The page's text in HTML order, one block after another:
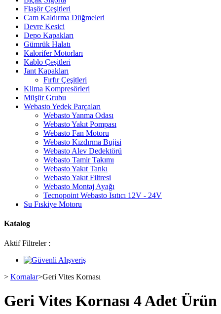
Flaşör Çeşitleri
Cam Kaldırma Düğmeleri
Devre Kesici
Depo Kapakları
Gümrük Halatı
Kalorifer Motorları
Kablo Çeşitleri
Jant Kapakları
Fırfır Çeşitleri
Klima Kompresörleri
Müşür Grubu
Webasto Yedek Parçaları
Webasto Yanma Odası
Webasto Yakıt Pompası
Webasto Fan Motoru
Webasto Kızdırma Bujisi
Webasto Alev Dedektörü
Webasto Tamir Takımı
Webasto Yakıt Tankı
Webasto Yakıt Filtresi
Webasto Montaj Ayağı
Tecnopoint Webasto Isıtıcı 12V - 24V
Su Fıskiye Motoru
Katalog
Aktif Filtreler :
> Kornalar>Geri Vites Kornası
Geri Vites Kornası 4 Adet Ürün